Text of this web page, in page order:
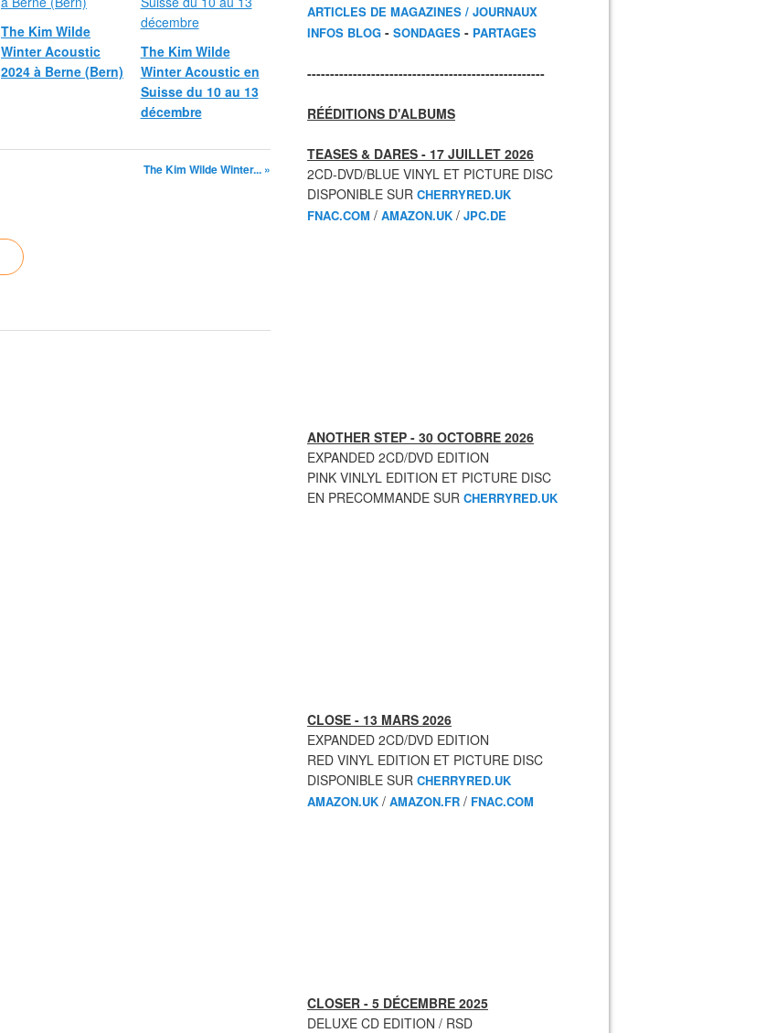
The Kim Wilde
Winter Acoustic
2024 à Berne (Bern)
The Kim Wilde
Winter Acoustic en
Suisse du 10 au 13
décembre
The Kim Wilde Winter... »
ARTICLES DE MAGAZINES / JOURNAUX
INFOS BLOG - SONDAGES - PARTAGES
----------------------------------------------------
RÉÉDITIONS D'ALBUMS
TEASES & DARES - 17 JUILLET 2026
2CD-DVD/BLUE VINYL ET PICTURE DISC
DISPONIBLE SUR CHERRYRED.UK
FNAC.COM / AMAZON.UK / JPC.DE
ANOTHER STEP - 30 OCTOBRE 2026
EXPANDED 2CD/DVD EDITION
PINK VINLYL EDITION ET PICTURE DISC
EN PRECOMMANDE SUR CHERRYRED.UK
CLOSE - 13 MARS 2026
EXPANDED 2CD/DVD EDITION
RED VINYL EDITION ET PICTURE DISC
DISPONIBLE SUR CHERRYRED.UK
AMAZON.UK / AMAZON.FR / FNAC.COM
CLOSER - 5 DÉCEMBRE 2025
DELUXE CD EDITION / RSD